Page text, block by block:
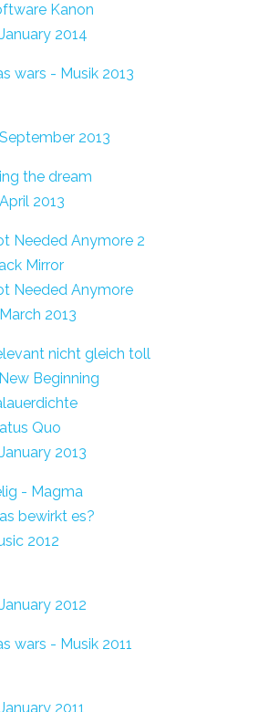
Kanon
January 2014
wars - Musik 2013
September 2013
the dream
April 2013
Needed Anymore 2
Mirror
Needed Anymore
March 2013
nicht gleich toll
Beginning
Quo
January 2013
- Magma
bewirkt es?
2012
January 2012
wars - Musik 2011
January 2011